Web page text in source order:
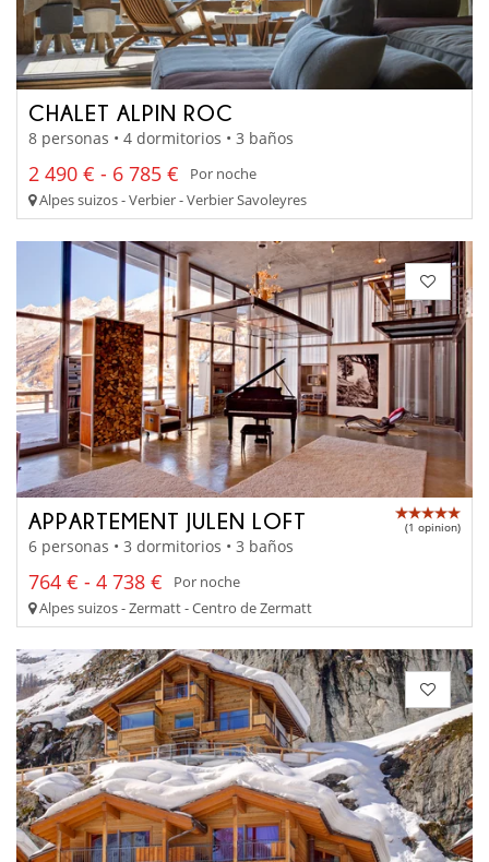
CHALET ALPIN ROC
8 personas • 4 dormitorios • 3 baños
2 490 € - 6 785 €
Por noche
Alpes suizos - Verbier - Verbier Savoleyres
APPARTEMENT JULEN LOFT (1 opinion)
6 personas • 3 dormitorios • 3 baños
764 € - 4 738 €
Por noche
Alpes suizos - Zermatt - Centro de Zermatt